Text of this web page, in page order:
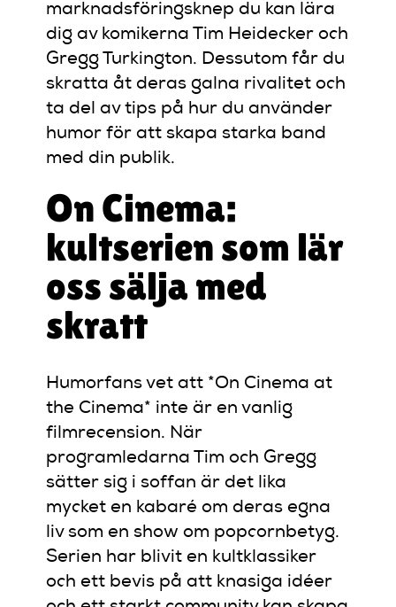
marknadsföringsknep du kan lära
dig av komikerna Tim Heidecker och
Gregg Turkington. Dessutom får du
skratta åt deras galna rivalitet och
ta del av tips på hur du använder
humor för att skapa starka band
med din publik.
On Cinema:
kultserien som lär
oss sälja med
skratt
Humorfans vet att *On Cinema at
the Cinema* inte är en vanlig
filmrecension. När
programledarna Tim och Gregg
sätter sig i soffan är det lika
mycket en kabaré om deras egna
liv som en show om popcornbetyg.
Serien har blivit en kultklassiker
och ett bevis på att knasiga idéer